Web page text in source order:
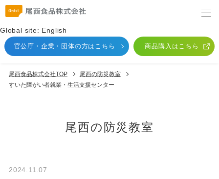
Global site: English
官公庁・企業・団体の方はこちら 商品購入はこちら
尾西食品株式会社TOP
尾⻄の防災教室
すいた障がい者就業・生活支援センター
尾⻄の防災教室
2024.11.07